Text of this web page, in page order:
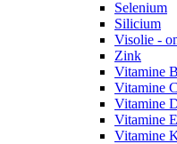
Selenium
Silicium
Visolie -
Zink
Vitamine B
Vitamine C
Vitamine
Vitamine E
Vitamine